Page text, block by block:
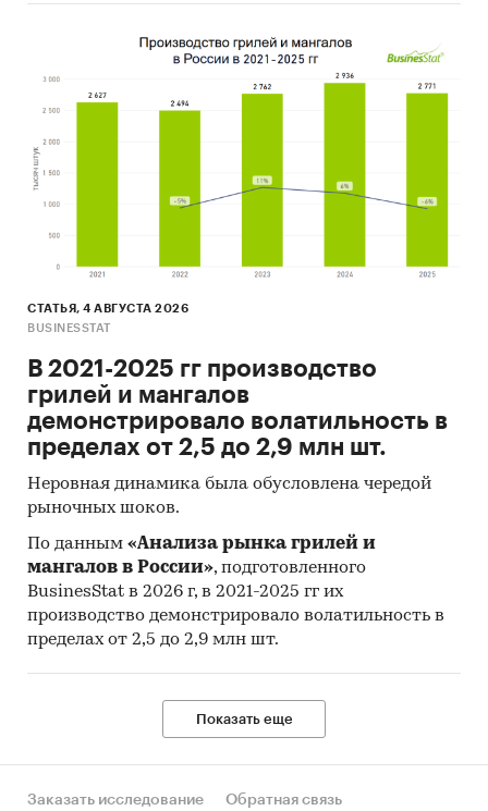
СТАТЬЯ, 4 АВГУСТА 2026
BUSINESSTAT
В 2021-2025 гг производство
грилей и мангалов
демонстрировало волатильность в
пределах от 2,5 до 2,9 млн шт.
Неровная динамика была обусловлена чередой
рыночных шоков.
По данным «Анализа рынка грилей и
мангалов в России», подготовленного
BusinesStat в 2026 г, в 2021-2025 гг их
производство демонстрировало волатильность в
пределах от 2,5 до 2,9 млн шт.
Показать еще
Заказать исследование Обратная связь